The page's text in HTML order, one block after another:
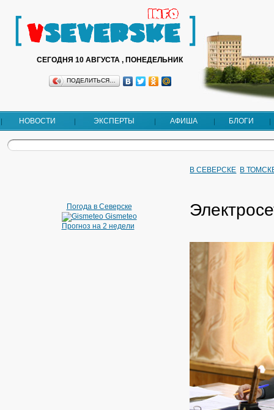
СЕГОДНЯ 10 АВГУСТА , ПОНЕДЕЛЬНИК
ПОДЕЛИТЬСЯ…
НОВОСТИ ЭКСПЕРТЫ АФИША БЛОГИ
Погода в Северске
Gismeteo
Прогноз на 2 недели
В СЕВЕРСКЕ В